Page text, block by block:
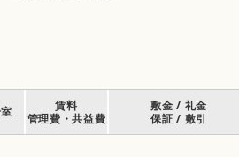
賃料
管理費・共益費
敷金 / 礼金
保証 / 敷引